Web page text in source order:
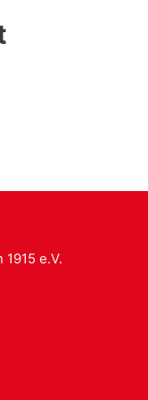
e.V.